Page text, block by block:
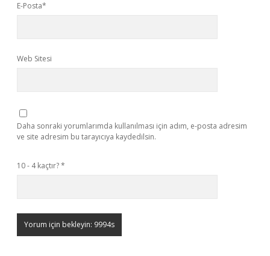
E-Posta*
Web Sitesi
Daha sonraki yorumlarımda kullanılması için adım, e-posta adresim
ve site adresim bu tarayıcıya kaydedilsin.
10 - 4 kaçtır?*